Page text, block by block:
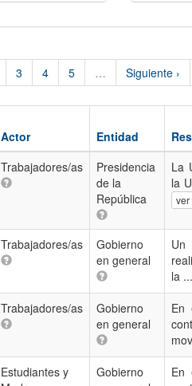
3 4 5 … Siguiente ›
Actor Entidad
Trabajadores/as
Presidencia
de la
República
La
la
ver
Trabajadores/as
Gobierno
en general
Un
la ...
Trabajadores/as
Gobierno
en general
En
Estudiantes y
Gobierno
En